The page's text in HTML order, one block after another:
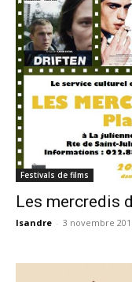
Festivals de films
Les mercredis
Isandre - 3 novembre